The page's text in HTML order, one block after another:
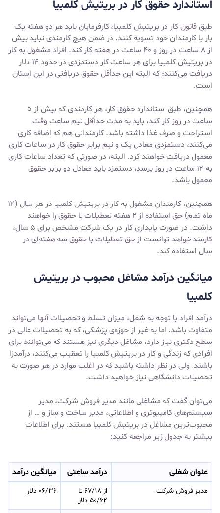
استاندارد حقوق کار در بریتیش کلمبیا
طبق قانون کار در بریتیش کلمبیا، کارفرمایان باید هر دو هفته یک
بار با کارمندان خود تسویه کنند. در ضمن هیچ کارمندی نباید بیش
از ۸ ساعت در روز و ۴۰ ساعت در هفته کار کند. افراد مشغول به کار
در بریتیش کلمبیا برای هر ساعت کار دستمزدی در حدود ۱۴ دلار
دریافت می‌کنند؛ که البته این حدأقل حقوق دریافتی در این استان
است.
همچنین، طبق استاندارد حقوق کار، هر کارمندی که بیش از ۵
ساعت در روز کار کند، باید به مدت حدأقل نیم ساعت وقت
استراحت و صرف غذا داشته باشد. کارمندانی هم که اضافه کاری
می‌کنند، دستمزدی معادل یک و نیم برابر حقوق کار در ساعات کاری
معمول دریافت خواهند کرد. البته، در صورتی که تعداد ساعات کاری
به ۱۲ ساعت در روز برسد، دستمزد باید معادل دو برابر حقوق
معمول باشد.
همچنین، کارمندان مشغول به کار در بریتیش کلمبیا در هر سال (۱۲
ماه تمام) حق استفاده از ۲ هفته تعطیلات با حقوق را خواهند
داشت. در صورت پایداری کار در یک شرکت مشخص برای ۵ سال،
کارمند خواهد توانست از حق تعطیلات با حقوق سه هفته‌ای در
سال استفاده کند.
میانگین درآمد مشاغل محبوب در بریتیش
کلمبیا
درآمد افراد با توجه به شغل، میزان تسلط و تحصیلات آنها می‌تواند
متفاوت باشد. اما به غیر از حوزه‌ی پزشکی، که به تحصیلات عالی در
سطح دکتری نیاز دارد، مشاغل دیگری نیز هستند که می‌توانند برای
افرادی که زندگی و کار در بریتیش کلمبیا را تعقیب می‌کنند، درآمدزا
باشند. ولی در نظر داشته باشید که در اغلب موارد در هر صورت به
تحصیلات دانشگاهی نیاز خواهید داشت.
می‌توان گفت که مشاغلی مانند مدیر فروش شرکت، مدیر
سیستم‌های کامپیوتری و اطلاعاتی، مدیر ساخت و ساز و … از
محبوب‌ترین مشاغل در بریتیش کلمبیا هستند. برای اطلاعات
بیشتر به جدول زیر مراجعه کنید:
عنوان شغلی درآمد ساعتی میانگین درآمد
مدیر فروش شرکت
۵۰/۶۲ دلار
۰۶/۳۶ دلار